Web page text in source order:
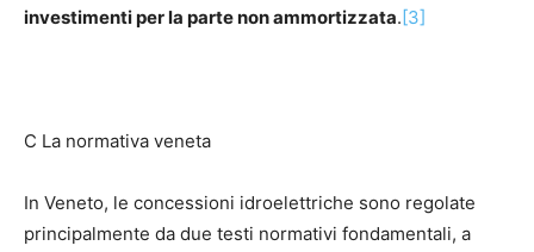
investimenti per la parte non ammortizzata. [3]
C La normativa veneta
In Veneto, le concessioni idroelettriche sono regolate
principalmente da due testi normativi fondamentali, a